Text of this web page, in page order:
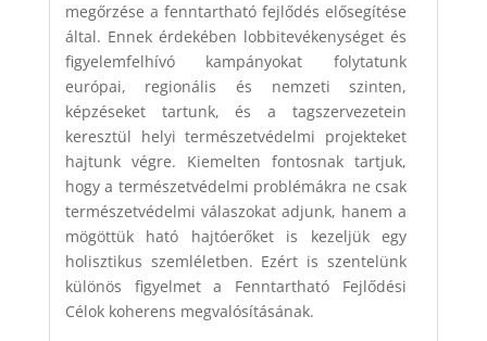
megőrzése a fenntartható fejlődés elősegítése
által. Ennek érdekében lobbitevékenységet és
figyelemfelhívó kampányokat folytatunk
európai, regionális és nemzeti szinten,
képzéseket tartunk, és a tagszervezetein
keresztül helyi természetvédelmi projekteket
hajtunk végre. Kiemelten fontosnak tartjuk,
hogy a természetvédelmi problémákra ne csak
természetvédelmi válaszokat adjunk, hanem a
mögöttük ható hajtóerőket is kezeljük egy
holisztikus szemléletben. Ezért is szentelünk
különös figyelmet a Fenntartható Fejlődési
Célok koherens megvalósításának.